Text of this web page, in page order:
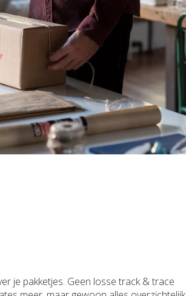
je pakketjes. Geen losse track & trace